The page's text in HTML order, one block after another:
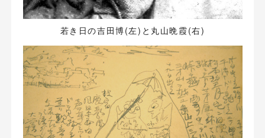
若き日の吉田博(左)と丸山晩霞(右)